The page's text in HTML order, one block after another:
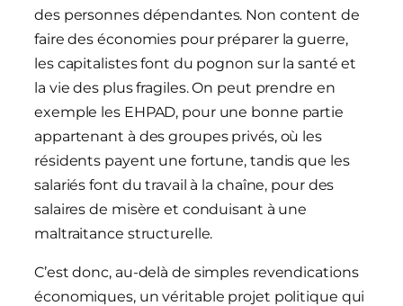
des personnes dépendantes. Non content de
faire des économies pour préparer la guerre,
les capitalistes font du pognon sur la santé et
la vie des plus fragiles. On peut prendre en
exemple les EHPAD, pour une bonne partie
appartenant à des groupes privés, où les
résidents payent une fortune, tandis que les
salariés font du travail à la chaîne, pour des
salaires de misère et conduisant à une
maltraitance structurelle.
C’est donc, au-delà de simples revendications
économiques, un véritable projet politique qui